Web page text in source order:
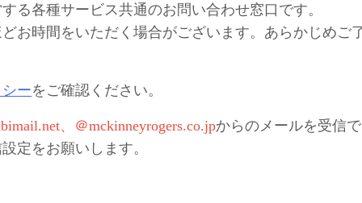
る各種サービス共通のお問い合わせ窓口です。
お時間をいただく場合がございます。あらかじめご
ーをご確認ください。
、＠mckinneyrogers.co.jpからのメールを受信
定をお願いします。